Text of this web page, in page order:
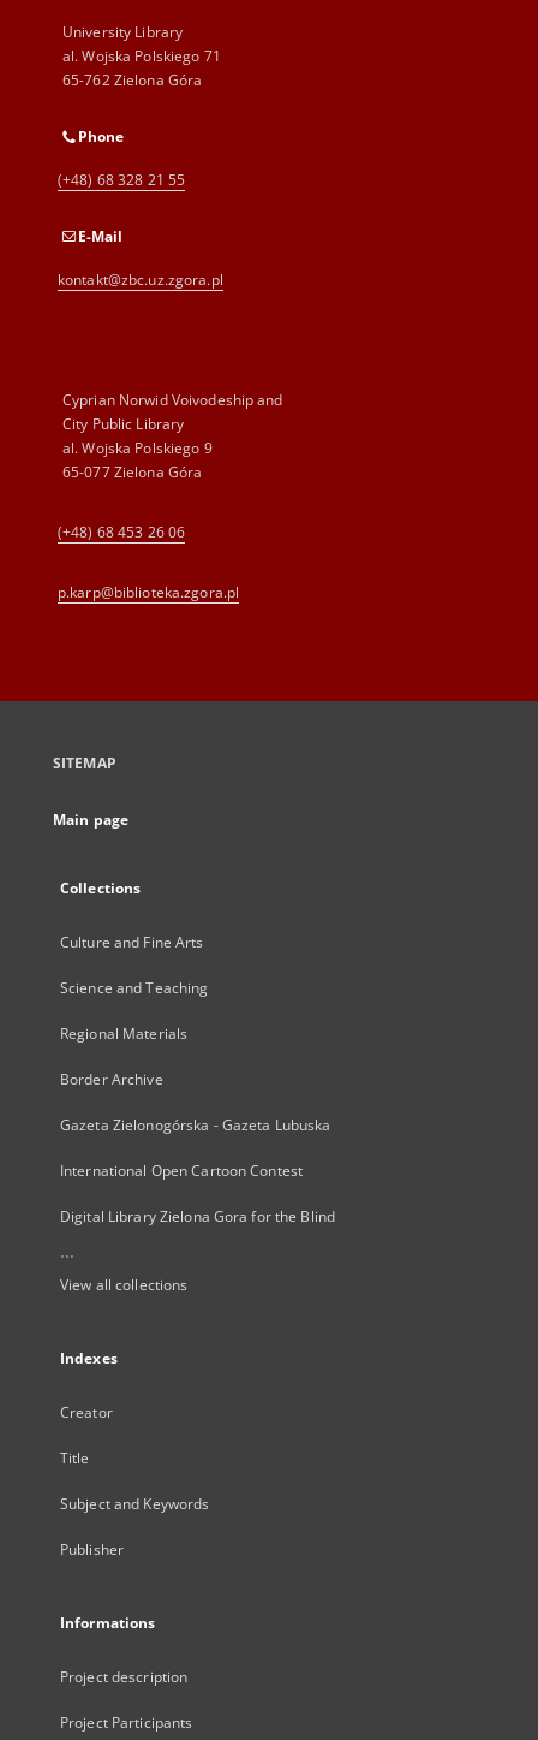
University Library
al. Wojska Polskiego 71
65-762 Zielona Góra
Phone
(+48) 68 328 21 55
E-Mail
kontakt@zbc.uz.zgora.pl
Cyprian Norwid Voivodeship and
City Public Library
al. Wojska Polskiego 9
65-077 Zielona Góra
(+48) 68 453 26 06
p.karp@biblioteka.zgora.pl
SITEMAP
Main page
Collections
Culture and Fine Arts
Science and Teaching
Regional Materials
Border Archive
Gazeta Zielonogórska - Gazeta Lubuska
International Open Cartoon Contest
Digital Library Zielona Gora for the Blind
...
View all collections
Indexes
Creator
Title
Subject and Keywords
Publisher
Informations
Project description
Project Participants